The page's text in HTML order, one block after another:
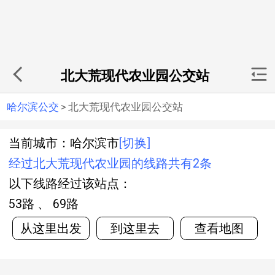
北大荒现代农业园公交站
哈尔滨公交 > 北大荒现代农业园公交站
当前城市：哈尔滨市 [切换]
经过北大荒现代农业园的线路共有2条
以下线路经过该站点：
53路 、 69路
从这里出发
到这里去 查看地图